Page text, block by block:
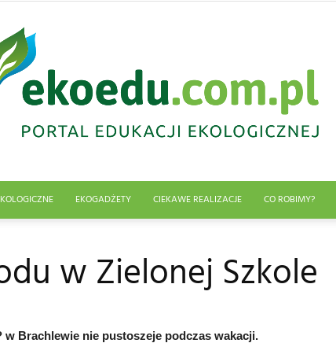
ekologiczna
EKOGADŻETY CIEKAWE REALIZACJE CO ROBIMY?
w Zielonej Szkole
Brachlewie nie pustoszeje podczas wakacji.